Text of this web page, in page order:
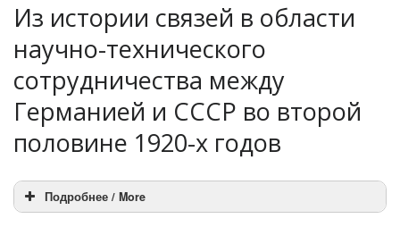
Из истории связей в области
научно-технического
сотрудничества между
Германией и СССР во второй
половине 1920-х годов
Подробнее / More